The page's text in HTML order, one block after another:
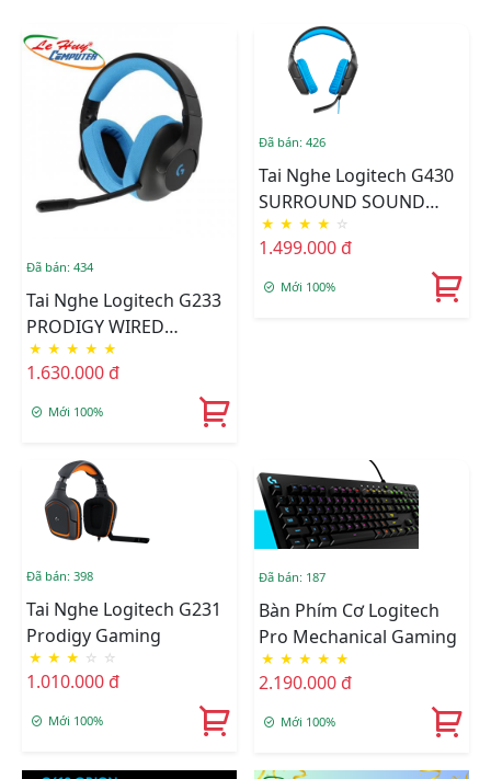
Đã bán: 434
Tai Nghe Logitech G233
PRODIGY WIRED
GAMING
★ ★ ★ ★ ★
1.630.000 đ
Mới 100%
Đã bán: 426
Tai Nghe Logitech G430
SURROUND SOUND
GAMING
★ ★ ★ ★ ☆
1.499.000 đ
Mới 100%
Đã bán: 398
Tai Nghe Logitech G231
Prodigy Gaming
★ ★ ★ ☆ ☆
1.010.000 đ
Mới 100%
Đã bán: 187
Bàn Phím Cơ Logitech
Pro Mechanical Gaming
★ ★ ★ ★ ★
2.190.000 đ
Mới 100%